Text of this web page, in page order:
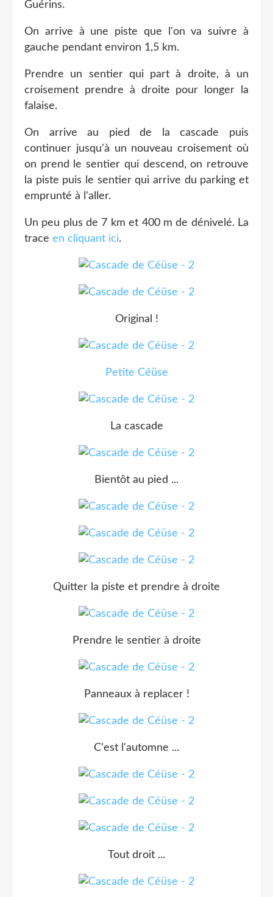
Guérins.
On arrive à une piste que l'on va suivre à
gauche pendant environ 1,5 km.
Prendre un sentier qui part à droite, à un
croisement prendre à droite pour longer la
falaise.
On arrive au pied de la cascade puis
continuer jusqu'à un nouveau croisement où
on prend le sentier qui descend, on retrouve
la piste puis le sentier qui arrive du parking et
emprunté à l'aller.
Un peu plus de 7 km et 400 m de dénivelé. La
trace en cliquant ici.
Original !
Petite Céüse
La cascade
Bientôt au pied ...
Quitter la piste et prendre à droite
Prendre le sentier à droite
Panneaux à replacer !
C'est l'automne ...
Tout droit ...